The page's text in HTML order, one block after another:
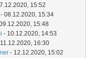
15:52
- 08.12.2020, 15:34
15:48
- 10.12.2020, 14:53
16:30
- 12.12.2020, 15:02